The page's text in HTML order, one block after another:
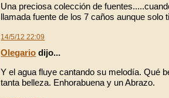
Una preciosa colección de
llamada fuente de los 7 caños aunque
14/5/12 22:09
Olegario dijo...
Y el agua fluye cantando su melodía. Qué
tanta belleza. Enhorabuena y un Abrazo.